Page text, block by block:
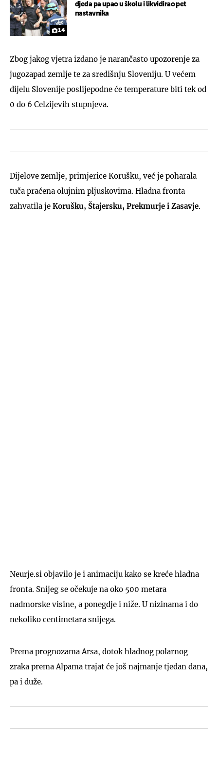
14
djeda pa upao u školu i likvidirao pet
nastavnika
Zbog jakog vjetra izdano je narančasto upozorenje za
jugozapad zemlje te za središnju Sloveniju. U većem
dijelu Slovenije poslijepodne će temperature biti tek od
0 do 6 Celzijevih stupnjeva.
Dijelove zemlje, primjerice Korušku, već je poharala
tuča praćena olujnim pljuskovima. Hladna fronta
zahvatila je Korušku, Štajersku, Prekmurje i Zasavje.
Neurje.si objavilo je i animaciju kako se kreće hladna
fronta. Snijeg se očekuje na oko 500 metara
nadmorske visine, a ponegdje i niže. U nizinama i do
nekoliko centimetara snijega.
Prema prognozama Arsa, dotok hladnog polarnog
zraka prema Alpama trajat će još najmanje tjedan dana,
pa i duže.